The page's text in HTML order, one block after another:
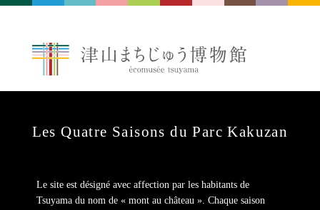
Les Quatre Saisons du Parc Kakuzan
Le site est désigné avec affection par les habitants de
Tsuyama du nom de « mont au château ». Chaque saison